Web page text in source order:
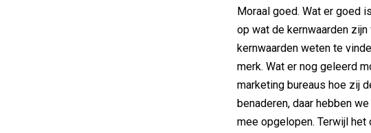
Moraal goed. Wat er goed
op wat de kernwaarden
kernwaarden weten te
merk. Wat er nog geleerd
marketing bureaus hoe zij
benaderen, daar hebben
mee opgelopen. Terwijl